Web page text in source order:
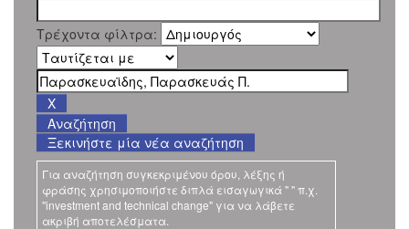
Τρέχοντα φίλτρα:
Ξεκινήστε μία νέα αναζήτηση
Για αναζήτηση συγκεκριμένου όρου, λέξης ή
φράσης χρησιμοποιήστε διπλά εισαγωγικά " " π.χ.
"investment and technical change" για να λάβετε
ακριβή αποτελέσματα.